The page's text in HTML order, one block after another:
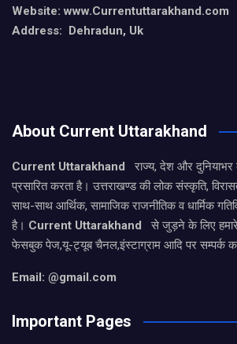
Website: www.Currentuttarakhand.com
Address: Dehradun, Uk
About Current Uttarakhand
Current Uttarakhand
राज्य, देश और
प्रसारित करता है। उत्तराखण्ड की लोक संस्कृति,
साथ-साथ आर्थिक, सामाजिक राजनीतिक व धार्मिक
है। Current Uttarakhand
से जुड़ने के लिए
फेसबुक पेज,यू-ट्यूब चैनल,इंस्टाग्राम आदि पर सम्पर्क
Email: @gmail.com
Important Pages